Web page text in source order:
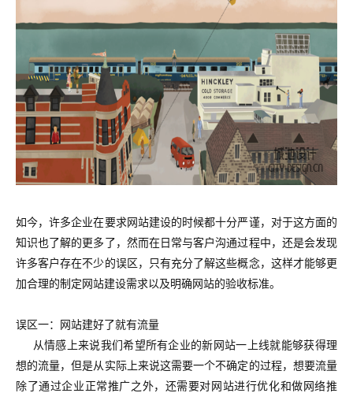
如今，许多企业在要求网站建设的时候都十分严谨，对于这方面的
知识也了解的更多了，然而在日常与客户沟通过程中，还是会发现
许多客户存在不少的误区，只有充分了解这些概念，这样才能够更
加合理的制定网站建设需求以及明确网站的验收标准。
误区一：网站建好了就有流量
从情感上来说我们希望所有企业的新网站一上线就能够获得理
想的流量，但是从实际上来说这需要一个不确定的过程，想要流量
除了通过企业正常推广之外，还需要对网站进行优化和做网络推